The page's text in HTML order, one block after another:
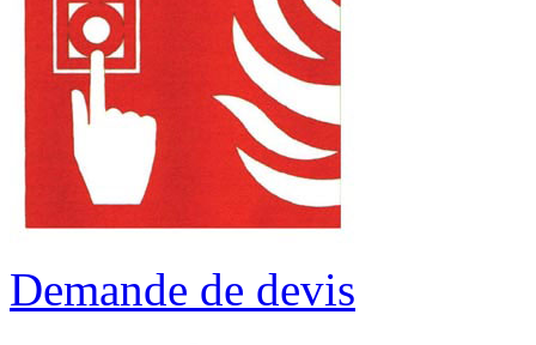
Demande de devis